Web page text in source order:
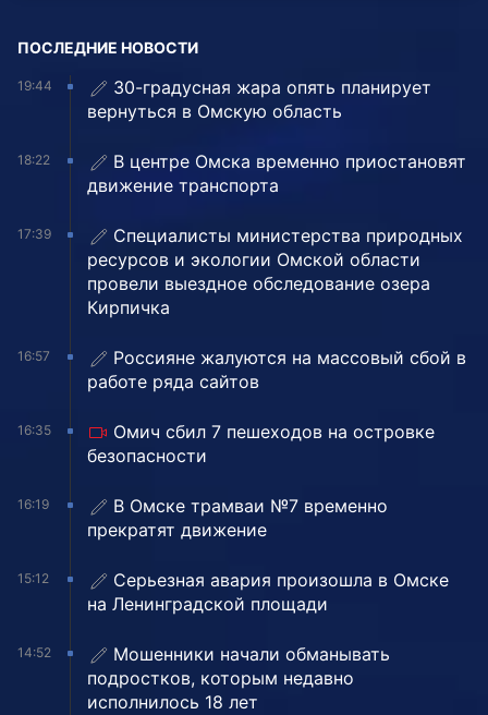
ПОСЛЕДНИЕ НОВОСТИ
19:44
30-градусная жара опять планирует
вернуться в Омскую область
18:22
В центре Омска временно приостановят
движение транспорта
17:39
Специалисты министерства природных
ресурсов и экологии Омской области
провели выездное обследование озера
Кирпичка
16:57
Россияне жалуются на массовый сбой в
работе ряда сайтов
16:35
Омич сбил 7 пешеходов на островке
безопасности
16:19
В Омске трамваи №7 временно
прекратят движение
15:12
Серьезная авария произошла в Омске
на Ленинградской площади
14:52
Мошенники начали обманывать
подростков, которым недавно
исполнилось 18 лет